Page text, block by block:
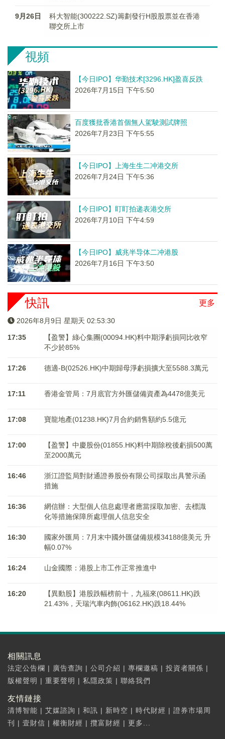
9月26日
科大智能(300222.SZ)籌劃發行H股股票並在香港
聯交所上市
視頻
【今日IPO】华勤技术[3296.HK]盈喜反跌
2026年7月15日 下午5:50
百度獲批香港首個無人駕駛測試牌照
2026年7月23日 下午5:55
【今日IPO】上海生生二冲港交所
2026年7月24日 下午5:36
【今日IPO】盯盯拍递表港交所
2026年7月10日 下午4:59
【今日IPO】威兆半导体二冲港股
2026年7月16日 下午3:50
更多
快訊
2026年8月9日 星期天 02:53:30
17:35
【盈警】綠心集團(00094.HK)料中期淨虧損同比收窄
不少於85%
17:26 德適-B(02526.HK)中期歸母淨虧損擴大至5588.3萬元
17:11 香港金管局：7月底官方外匯儲備資產為4478億美元
17:08 寶龍地產(01238.HK)7月合約銷售額約5.5億元
17:00
【盈警】中慶股份(01855.HK)料中期除稅後虧損500萬
至2000萬元
16:46
浙江證監局對財通證券股份有限公司採取出具警示函
措施
16:36
網信辦：大型個人信息處理者應當採取加密、去標識
化等措施保障所處理個人信息安全
16:30
國家外匯局：7月末中國外匯儲備規模34188億美元 升
幅0.07%
16:24 山金國際：港股上市工作正常推進中
16:20
【異動股】港股跌幅榜前十，九福來(08611.HK)跌
21.43%，天瑞汽車内飾(06162.HK)跌18.44%
相關訊息
法定公告欄 | 廣告查詢 | 公司介紹 | 專欄邀稿 | 投資者關係 |
版權聲明 | 重要聲明 | 私隱政策 | 聯絡我們
友情鏈接
清博智能 | 艾媒諮詢 | 和訊 | 新時空 | 時代財經 | 證券市場周
刊
| 壹財信 | 權衡財經 | 攬富財經 | 更多...